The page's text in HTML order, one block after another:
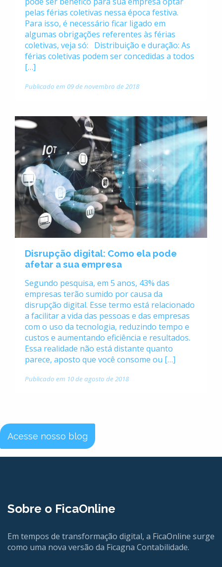
pelas férias coletivas nessa época festiva.
Para isso, é necessário ficar ligado em
algumas obrigações referentes às férias
coletivas, veja só: Distribuição e duração: As
férias coletivas podem ser concedidas a todos
[…]
Publicado em 09 de novembro de 2018
Disrupção digital: Como ela pode
afetar a sua empresa
Segundo pesquisa, em 5 anos, 43% das
empresas terão sumido por causa da
disrupção digital. Esse termo está relacionado
a facilitar a vida das pessoas e das empresas
com o uso da tecnologia, reduzindo tempo e
custos e aumentando eficiência e resultados.
Essa realidade não está distante quanto
parece, aposto que você consome ou […]
Publicado em 10 de agosto de 2018
Acesse nosso blog
Sobre o FicaOnline
Em tempos de transformação digital, a FicaOnline surge
como uma nova versão da Ficagna Contabilidade.